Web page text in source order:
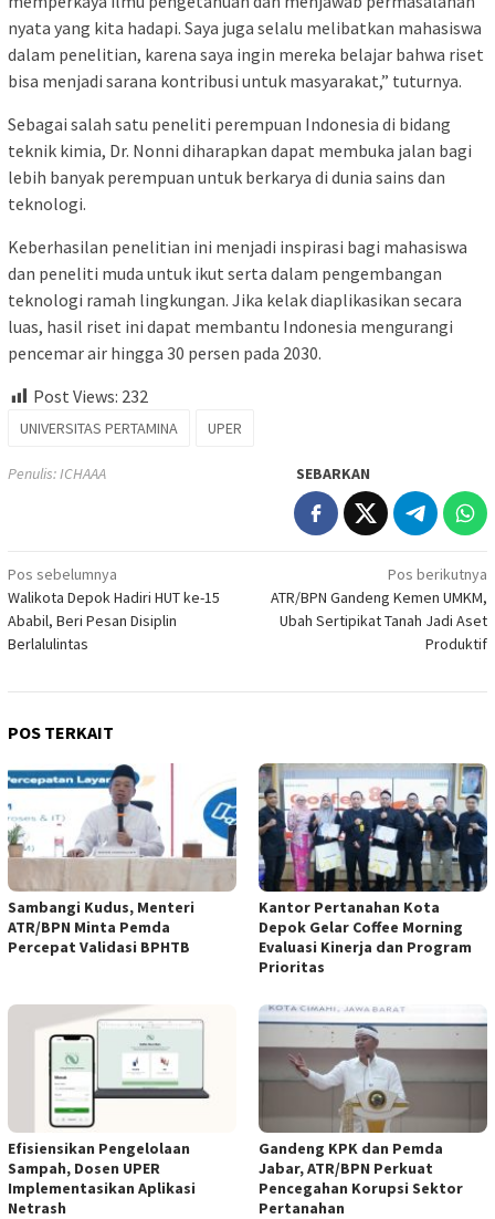
nyata yang kita hadapi. Saya juga selalu melibatkan mahasiswa
dalam penelitian, karena saya ingin mereka belajar bahwa riset
bisa menjadi sarana kontribusi untuk masyarakat,” tuturnya.
Sebagai salah satu peneliti perempuan Indonesia di bidang
teknik kimia, Dr. Nonni diharapkan dapat membuka jalan bagi
lebih banyak perempuan untuk berkarya di dunia sains dan
teknologi.
Keberhasilan penelitian ini menjadi inspirasi bagi mahasiswa
dan peneliti muda untuk ikut serta dalam pengembangan
teknologi ramah lingkungan. Jika kelak diaplikasikan secara
luas, hasil riset ini dapat membantu Indonesia mengurangi
pencemar air hingga 30 persen pada 2030.
Post Views: 232
UNIVERSITAS PERTAMINA UPER
Penulis: ICHAAA SEBARKAN
Navigasi
pos
Pos sebelumnya
Walikota Depok Hadiri HUT ke-15
Ababil, Beri Pesan Disiplin
Berlalulintas
Pos berikutnya
ATR/BPN Gandeng Kemen UMKM,
Ubah Sertipikat Tanah Jadi Aset
Produktif
POS TERKAIT
Sambangi Kudus, Menteri
ATR/BPN Minta Pemda
Percepat Validasi BPHTB
Kantor Pertanahan Kota
Depok Gelar Coffee Morning
Evaluasi Kinerja dan Program
Prioritas
Efisiensikan Pengelolaan
Sampah, Dosen UPER
Implementasikan Aplikasi
Netrash
Gandeng KPK dan Pemda
Jabar, ATR/BPN Perkuat
Pencegahan Korupsi Sektor
Pertanahan